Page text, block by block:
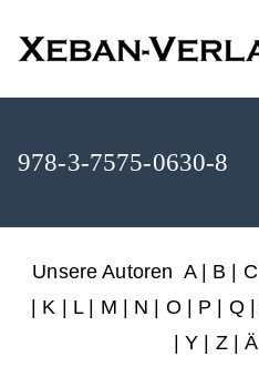
978-3-7575-0630-8
Unsere Autoren A| B C
K L| M N O P Q|
Y Z|Ä